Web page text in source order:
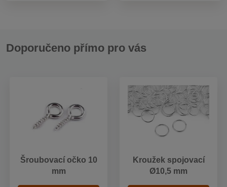
Doporučeno přímo pro vás
Šroubovací očko 10
mm
Kroužek spojovací
Ø10,5 mm